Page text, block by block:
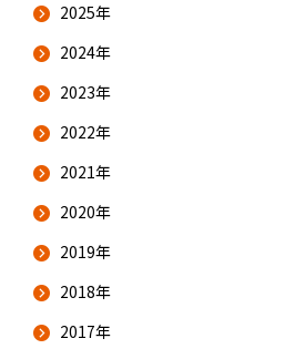
2025年
2024年
2023年
2022年
2021年
2020年
2019年
2018年
2017年